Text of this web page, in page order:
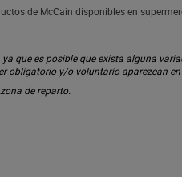
de McCain disponibles en
que es posible que exista alguna
obligatorio y/o voluntario aparezcan en
de reparto.